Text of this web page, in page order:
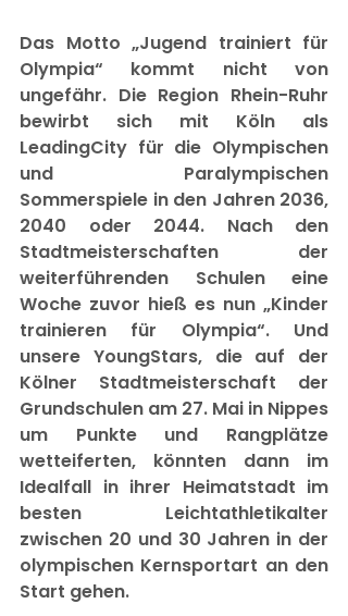
Das Motto „Jugend trainiert für
Olympia“ kommt nicht von
ungefähr. Die Region Rhein-Ruhr
bewirbt sich mit Köln als
LeadingCity für die Olympischen
und Paralympischen
Sommerspiele in den Jahren 2036,
2040 oder 2044. Nach den
Stadtmeisterschaften der
weiterführenden Schulen eine
Woche zuvor hieß es nun „Kinder
trainieren für Olympia“. Und
unsere YoungStars, die auf der
Kölner Stadtmeisterschaft der
Grundschulen am 27. Mai in Nippes
um Punkte und Rangplätze
wetteiferten, könnten dann im
Idealfall in ihrer Heimatstadt im
besten Leichtathletikalter
zwischen 20 und 30 Jahren in der
olympischen Kernsportart an den
Start gehen.